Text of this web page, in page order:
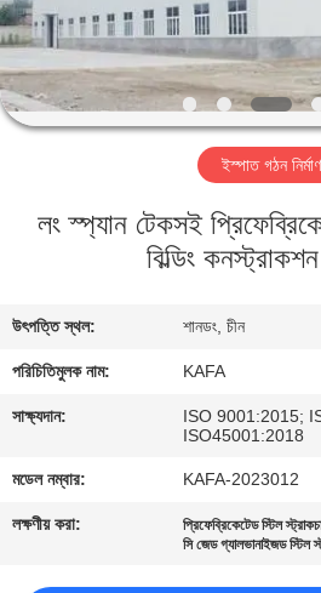
ভিডিও
ভিআর
শো
আমাদের
কারখানা
পরিদর্শন
নিয়ন্ত্রণ
ইস্পাত গঠন নির্মাণ
লং স্প্যান টেকসই
বিল্ডিং
উৎপত্তি স্থল: শানডং, চীন
পরিচিতিমুলক নাম: KAFA
সাক্ষ্যদান:
ISO 9001:2015;
ISO45001:2018
মডেল নম্বার: KAFA-2023012
লক্ষণীয় করা: প্রিফেব্রিকেটেড স্টিল
সি জেড গ্যালভানাইজড স্টিল